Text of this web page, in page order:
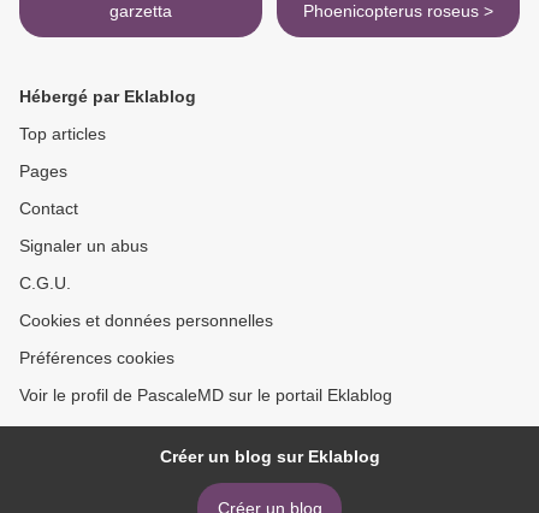
garzetta
Phoenicopterus roseus >
Hébergé par Eklablog
Top articles
Pages
Contact
Signaler un abus
C.G.U.
Cookies et données personnelles
Préférences cookies
Voir le profil de PascaleMD sur le portail Eklablog
Créer un blog sur Eklablog
Créer un blog